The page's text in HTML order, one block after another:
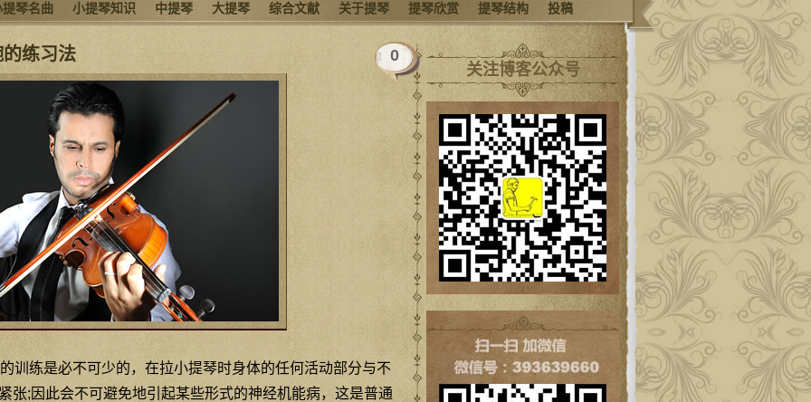
提琴名曲 小提琴知识 中提琴 大提琴 综合文献 关于提琴 提琴欣赏 提琴结构 投稿
练习法
训练是必不可少的，在拉小提琴时身体的任何活动部分与不
张;因此会不可避免地引起某些形式的神经机能病，这是普通
0
关注博客公众号